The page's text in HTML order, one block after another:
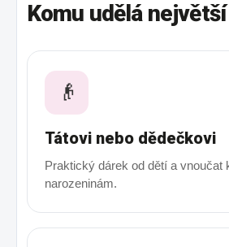
Komu udělá
👴
Tátovi nebo dědečkovi
Praktický dárek od dětí a vnoučat
narozeninám.